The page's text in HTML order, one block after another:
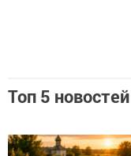
Топ 5 новостей